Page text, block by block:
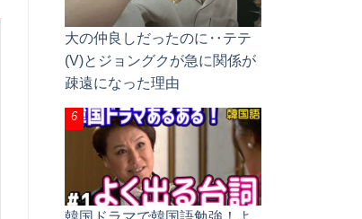
大の仲良しだったのに‥テテ
(V)とジョングクが急に関係が
疎遠になった理由